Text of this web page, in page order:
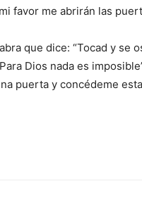
favor me abrirán las
que dice: “Tocad y se
Dios nada es
puerta y concédeme